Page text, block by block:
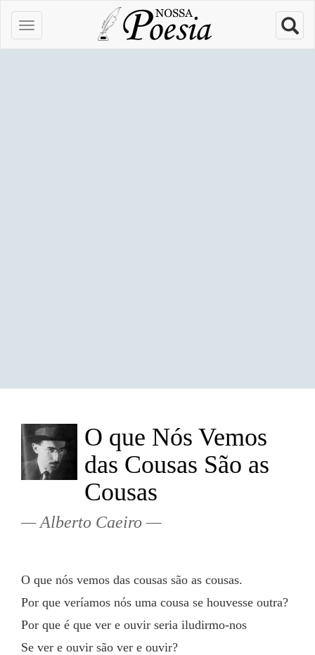
O que Nós Vemos
das Cousas São as
Cousas
Alberto Caeiro
O que nós vemos das cousas são as cousas.
Por que veríamos nós uma cousa se houvesse outra?
Por que é que ver e ouvir seria iludirmo-nos
Se ver e ouvir são ver e ouvir?